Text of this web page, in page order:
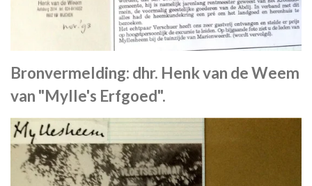
Bronvermelding: dhr. Henk van de Weem
van "Mylle's Erfgoed".